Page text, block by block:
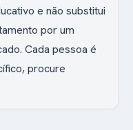
e não substitui
por um
Cada pessoa é
procure